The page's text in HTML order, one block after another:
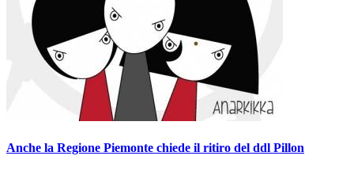
Anche la Regione Piemonte chiede il ritiro del ddl Pillon